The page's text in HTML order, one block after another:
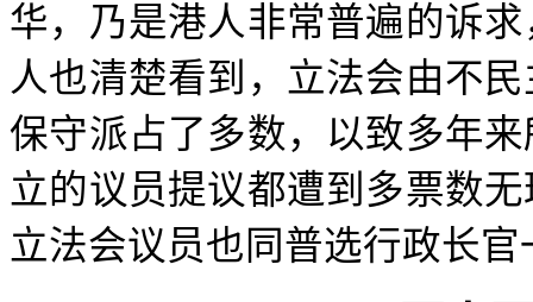
华，乃是港人非常普遍的诉
人也清楚看到，立法会由不
保守派占了多数，以致多年
立的议员提议都遭到多票数
立法会议员也同普选行政长